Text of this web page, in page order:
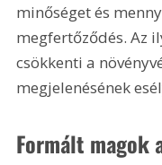
minőséget és
megfertőződés. Az
csökkenti a
megjelenésének
Formált magok